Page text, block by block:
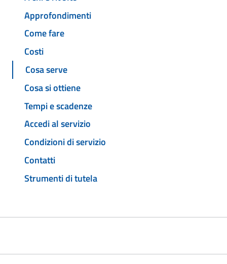
Approfondimenti
Come fare
Costi
Cosa serve
Cosa si ottiene
Tempi e scadenze
Accedi al servizio
Condizioni di servizio
Contatti
Strumenti di tutela